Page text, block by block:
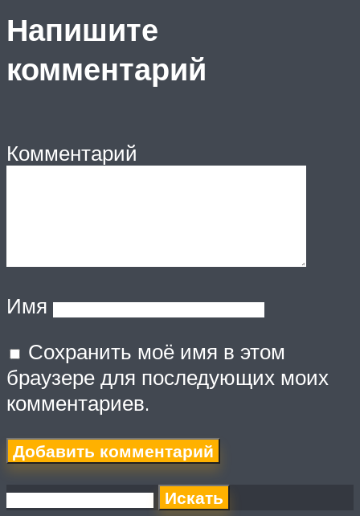
Напишите
комментарий
Комментарий
Имя
Сохранить моё имя в этом
браузере для последующих моих
комментариев.
Искать